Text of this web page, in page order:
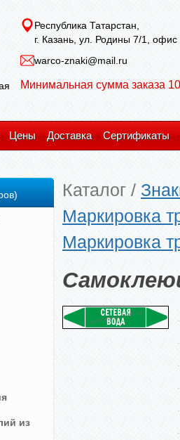
Республика Татарстан,
г. Казань, ул. Родины 7/1, офис
warco-znaki@mail.ru
Минимальная сумма заказа
Цены Доставка Сертификаты
Каталог /
Маркировка
Маркировка
из